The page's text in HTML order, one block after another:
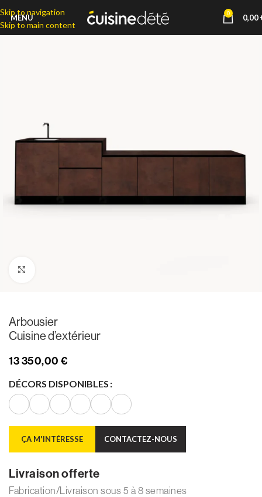
Skip to navigation
Skip to main content
MENU 0 0,00
Arbousier
Cuisine d’extérieur
13 350,00€
Livraison offerte
Fabrication/Livraison sous 5 à 8 semaines
DÉCORS DISPONIBLES
ÇA M'INTÉRESSE CONTACTEZ-NOUS